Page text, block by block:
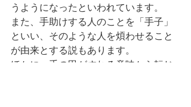
うようになったといわれています。
また、手助けする人のことを「手子」
といい、そのような人を煩わせること
が由来とする説もあります。
ほかに、手の甲がすれる意味から転じ